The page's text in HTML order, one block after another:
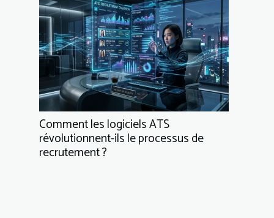
Comment les logiciels ATS
révolutionnent-ils le processus de
recrutement ?